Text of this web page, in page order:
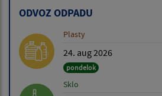
ODVOZ ODPADU
Plasty
24. aug 2026
pondelok
Sklo